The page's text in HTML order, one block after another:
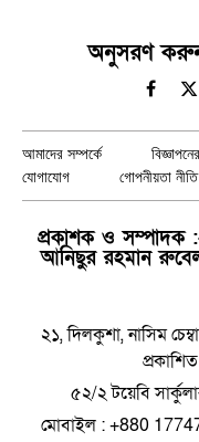
অনুসরণ
X
আমাদের সম্পর্কে
যোগাযোগ
গোপনীয়তা নীতি
প্রকাশক ও সম্পাদক
আনিছুর রহমান
২১, দিলকুশা, নাসিম
৫২/২ টয়েবি
মোবাইল : +880